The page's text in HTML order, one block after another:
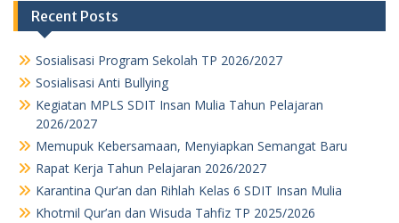
Recent Posts
Sosialisasi Program Sekolah TP 2026/2027
Sosialisasi Anti Bullying
Kegiatan MPLS SDIT Insan Mulia Tahun Pelajaran
2026/2027
Memupuk Kebersamaan, Menyiapkan Semangat Baru
Rapat Kerja Tahun Pelajaran 2026/2027
Karantina Qur’an dan Rihlah Kelas 6 SDIT Insan Mulia
Khotmil Qur’an dan Wisuda Tahfiz TP 2025/2026